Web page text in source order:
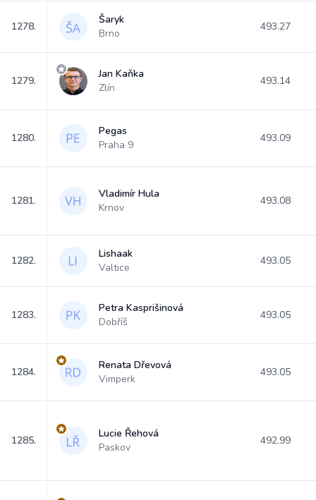
1278.
Šaryk
Brno
493.27
1279.
Jan Kaňka
Zlín
493.14
1280.
Pegas
Praha 9
493.09
1281.
Vladimír Hula
Krnov
493.08
1282.
Lishaak
Valtice
493.05
1283.
Petra Kasprišinová
Dobříš
493.05
1284.
Renata Dřevová
Vimperk
493.05
1285.
Lucie Řehová
Paskov
492.99